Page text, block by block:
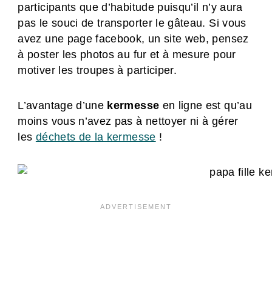
participants que d’habitude puisqu’il n’y aura
pas le souci de transporter le gâteau. Si vous
avez une page facebook, un site web, pensez
à poster les photos au fur et à mesure pour
motiver les troupes à participer.
L’avantage d’une kermesse en ligne est qu’au
moins vous n’avez pas à nettoyer ni à gérer
les déchets de la kermesse !